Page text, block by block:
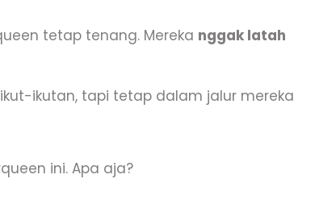
tetap tenang. Mereka nggak latah
ikut-ikutan, tapi tetap dalam jalur mereka
ini. Apa aja?